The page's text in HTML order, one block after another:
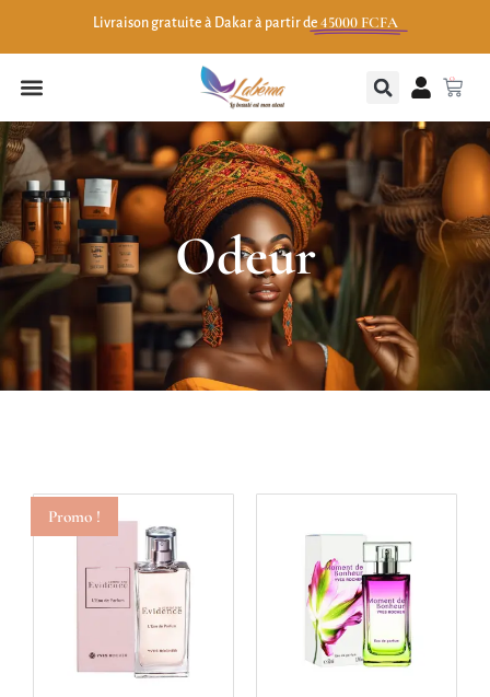
Livraison gratuite à Dakar à partir de 45000 FCFA
0
Odeur
Promo !